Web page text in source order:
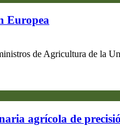
Europea
de Agricultura de la
agrícola de